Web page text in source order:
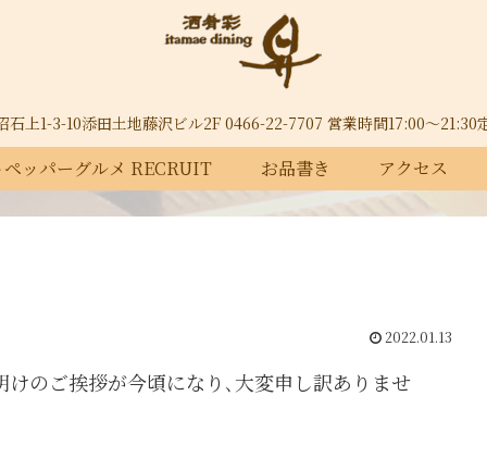
石上1-3-10添田土地藤沢ビル2F 0466-22-7707 営業時間17:00～21:30
ッパーグルメ RECRUIT お品書き アクセス
2022.01.13
のご挨拶が今頃になり､大変申し訳ありませ